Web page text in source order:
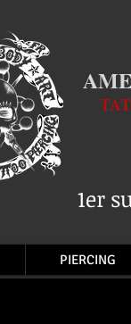
1er
PIERCING